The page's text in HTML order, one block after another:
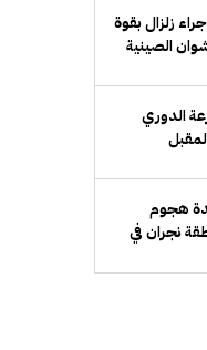
جراء زلزال بقوة
الدوري
هجوم
نجران في